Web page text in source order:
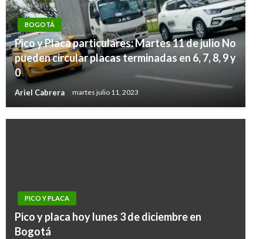
BOGOTÁ
Pico y Placa particulares: Martes 11 de julio No
pueden circular placas terminadas en 6, 7, 8, 9 y
0
Ariel Cabrera martes julio 11, 2023
PICO Y PLACA
Pico y placa hoy lunes 3 de diciembre en
Bogotá